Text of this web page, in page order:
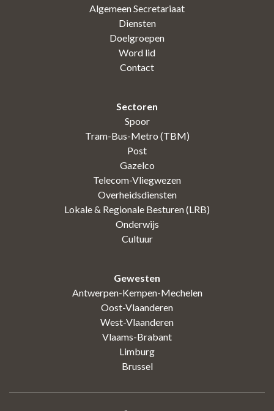
Algemeen Secretariaat
Diensten
Doelgroepen
Word lid
Contact
Sectoren
Spoor
Tram-Bus-Metro (TBM)
Post
Gazelco
Telecom-Vliegwezen
Overheidsdiensten
Lokale & Regionale Besturen (LRB)
Onderwijs
Cultuur
Gewesten
Antwerpen-Kempen-Mechelen
Oost-Vlaanderen
West-Vlaanderen
Vlaams-Brabant
Limburg
Brussel